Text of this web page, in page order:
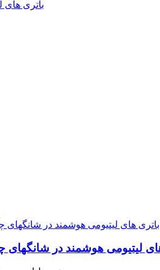
باتری های
های لیتیومی هوشمند در